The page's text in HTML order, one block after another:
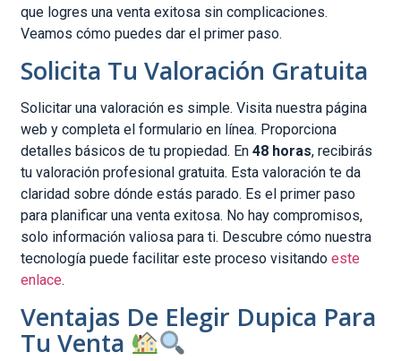
que logres una venta exitosa sin complicaciones.
Veamos cómo puedes dar el primer paso.
Solicita Tu Valoración Gratuita
Solicitar una valoración es simple. Visita nuestra página
web y completa el formulario en línea. Proporciona
detalles básicos de tu propiedad. En48 horas, recibirás
tu valoración profesional gratuita. Esta valoración te da
claridad sobre dónde estás parado. Es el primer paso
para planificar una venta exitosa. No hay compromisos,
solo información valiosa para ti. Descubre cómo nuestra
tecnología puede facilitar este proceso visitandoeste
enlace.
Ventajas De Elegir Dupica Para
Tu Venta